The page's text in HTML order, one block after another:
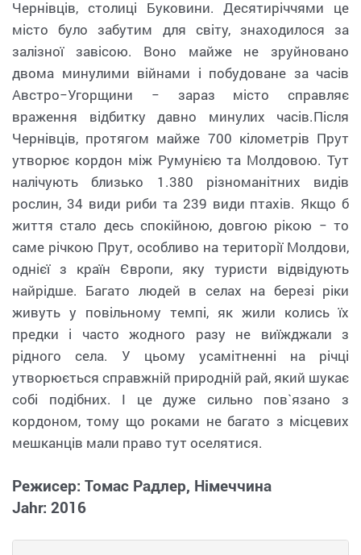
Чернівців, столиці Буковини. Десятиріччями це
місто було забутим для світу, знаходилося за
залізної завісою. Воно майже не зруйновано
двома минулими війнами і побудоване за часів
Австро−Угорщини − зараз місто справляє
враження відбитку давно минулих часів.Після
Чернівців, протягом майже 700 кілометрів Прут
утворює кордон між Румунією та Молдовою. Тут
налічують близько 1.380 різноманітних видів
рослин, 34 види риби та 239 види птахів. Якщо б
життя стало десь спокійною, довгою рікою − то
саме річкою Прут, особливо на території Молдови,
однієї з країн Європи, яку туристи відвідують
найрідше. Багато людей в селах на березі ріки
живуть у повільному темпі, як жили колись їх
предки і часто жодного разу не виїжджали з
рідного села. У цьому усамітненні на річці
утворюється справжній природній рай, який шукає
собі подібних. І це дуже сильно пов`язано з
кордоном, тому що роками не багато з місцевих
мешканців мали право тут оселятися.
Режисер: Томас Радлер, Німеччина
Jahr: 2016